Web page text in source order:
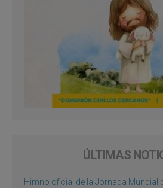
ÚLTIMAS
Himno oficial de la Jornada Mundial